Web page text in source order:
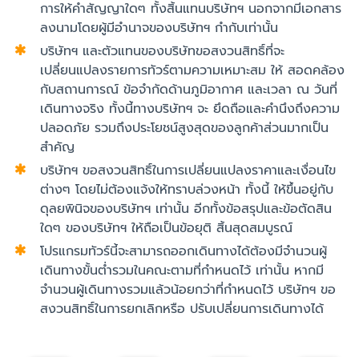
การให้คำสัญญาใดๆ ทั้งสิ้นแทนบริษัทฯ นอกจากมีเอกสาร
ลงนามโดยผู้มีอำนาจของบริษัทฯ กำกับเท่านั้น
บริษัทฯ และตัวแทนของบริษัทขอสงวนสิทธิ์ที่จะ
เปลี่ยนแปลงรายการทัวร์ตามความเหมาะสม ให้ สอดคล้อง
กับสถานการณ์ ข้อจำกัดด้านภูมิอากาศ และเวลา ณ วันที่
เดินทางจริง ทั้งนี้ทางบริษัทฯ จะ ยึดถือและคำนึงถึงความ
ปลอดภัย รวมถึงประโยชน์สูงสุดของลูกค้าส่วนมากเป็น
สำคัญ
บริษัทฯ ขอสงวนสิทธิ์ในการเปลี่ยนแปลงราคาและเงื่อนไข
ต่างๆ โดยไม่ต้องแจ้งให้ทราบล่วงหน้า ทั้งนี้ ให้ขึ้นอยู่กับ
ดุลยพินิจของบริษัทฯ เท่านั้น อีกทั้งข้อสรุปและข้อตัดสิน
ใดๆ ของบริษัทฯ ให้ถือเป็นข้อยุติ สิ้นสุดสมบูรณ์
โปรแกรมทัวร์นี้จะสามารถออกเดินทางได้ต้องมีจำนวนผู้
เดินทางขั้นต่ำรวมในคณะตามที่กำหนดไว้ เท่านั้น หากมี
จำนวนผู้เดินทางรวมแล้วน้อยกว่าที่กำหนดไว้ บริษัทฯ ขอ
สงวนสิทธิ์ในการยกเลิกหรือ ปรับเปลี่ยนการเดินทางได้